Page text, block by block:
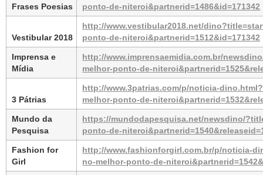
Frases Poesias
ponto-de-niteroi&partnerid=1486&id=171342
Vestibular 2018
http://www.vestibular2018.net/
ponto-de-niteroi&partnerid=1512&id=171342
Imprensa e
Mídia
http://www.imprensaemidia.com.br/
melhor-ponto-de-
3 Pátrias
http://www.3patrias.com/p/noticia-
melhor-ponto-de-
Mundo da
Pesquisa
https://mundodapesquisa.net/newsdino/
ponto-de-
Fashion for
Girl
http://www.fashionforgirl.com.br/p/noticia-
no-melhor-ponto-de-